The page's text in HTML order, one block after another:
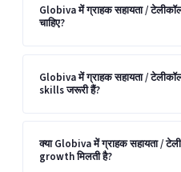
Globiva में ग्राहक सहायता /
चाहिए?
Globiva में ग्राहक सहायता /
skills जरूरी हैं?
क्या Globiva में ग्राहक सहायता /
growth मिलती है?